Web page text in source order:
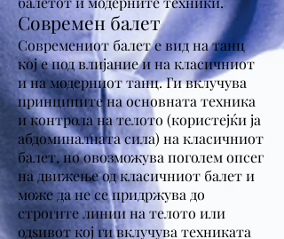
Современ балет
Современиот балет е вид на танц
кој е под влијание и на класичниот
и на модерниот танц. Ги вклучува
принципите на основната техника
и контрола на телото (користејќи ја
абдоминалната сила) на класичниот
балет, но овозможува поголем опсег
на движење од класичниот балет и
може да не се придржува до
строгите линии на телото или
одѕивот кој ги вклучува техниката